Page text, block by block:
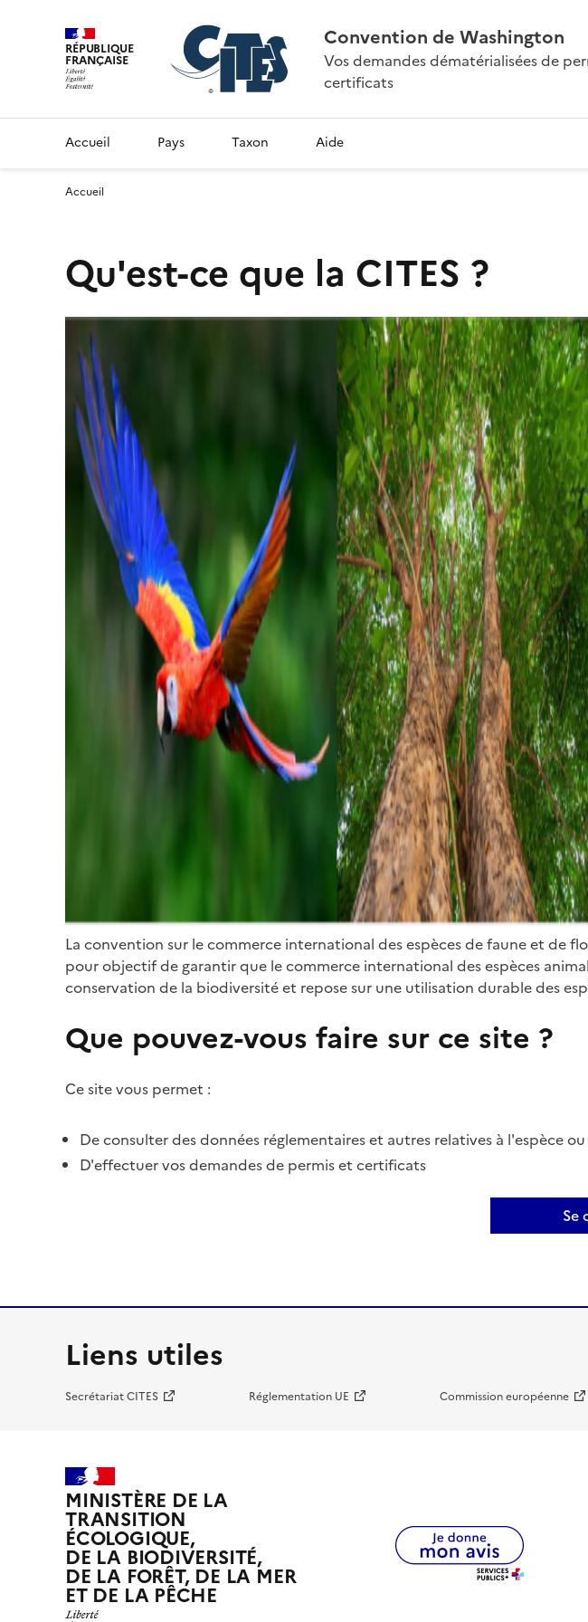
RÉPUBLIQUE
FRANÇAISE
Convention de Washington
Vos demandes dématérialisées de
certificats
Accueil Pays Taxon Aide
Accueil
Qu'est-ce que la CITES ?
La convention sur le commerce international des espèces de faune et de
pour objectif de garantir que le commerce international des espèces
conservation de la biodiversité et repose sur une utilisation durable des
Que pouvez-vous faire sur ce site ?
Ce site vous permet :
De consulter des données réglementaires et autres relatives à l'espèce
D'effectuer vos demandes de permis et certificats
Se
Liens utiles
Secrétariat CITES Réglementation UE Commission européenne
MINISTÈRE DE LA
TRANSITION
ÉCOLOGIQUE,
DE LA BIODIVERSITÉ,
DE LA FORÊT, DE LA MER
ET DE LA PÊCHE